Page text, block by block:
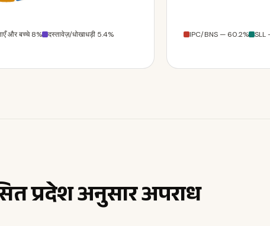
और बच्चे 8%
दस्तावेज़/धोखाधड़ी 5.4%
IPC/BNS — 60.2% SLL
प्रदेश अनुसार अपराध